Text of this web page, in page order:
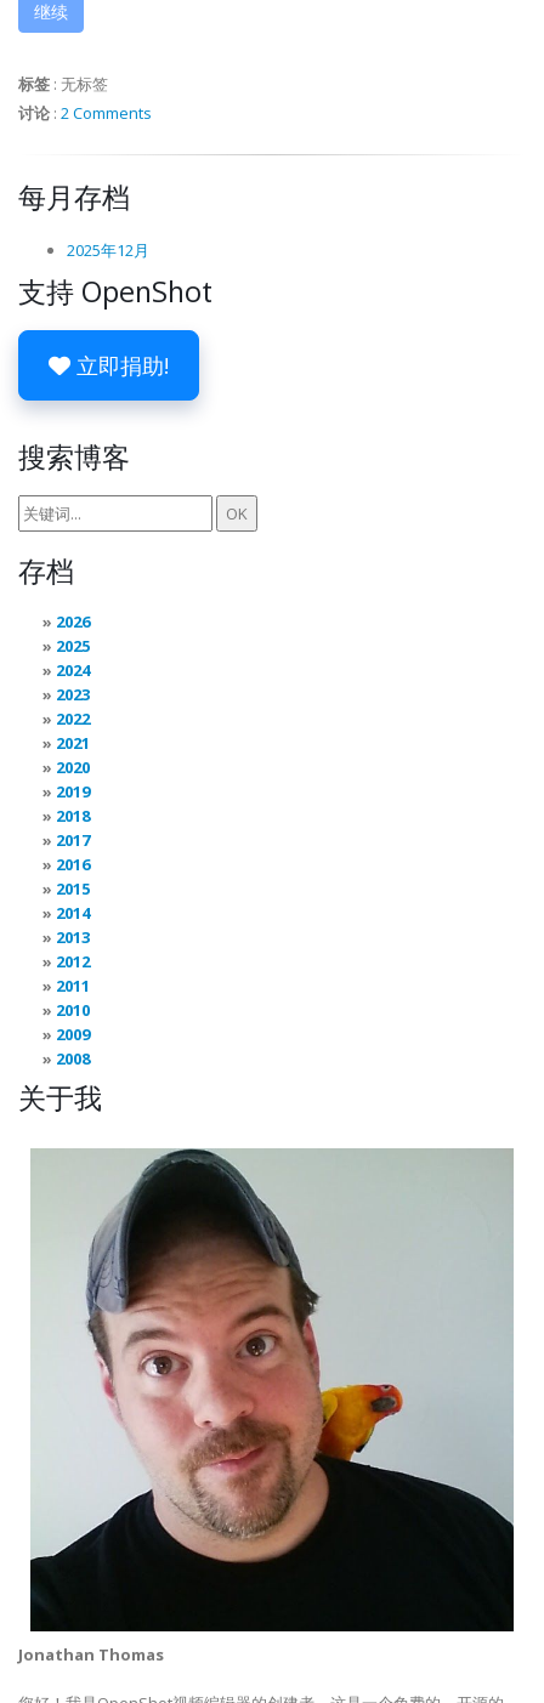
继续
标签 : 无标签
讨论 : 2 Comments
每月存档
2025年12月
支持 OpenShot
立即捐助!
搜索博客
存档
2026
2025
2024
2023
2022
2021
2020
2019
2018
2017
2016
2015
2014
2013
2012
2011
2010
2009
2008
关于我
Jonathan Thomas